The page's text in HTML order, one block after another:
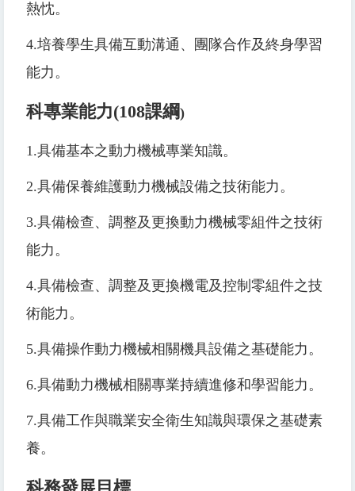
熱忱。
4.培養學生具備互動溝通、團隊合作及終身學習
能力。
科專業能力(108課綱)
1.具備基本之動力機械專業知識。
2.具備保養維護動力機械設備之技術能力。
3.具備檢查、調整及更換動力機械零組件之技術
能力。
4.具備檢查、調整及更換機電及控制零組件之技
術能力。
5.具備操作動力機械相關機具設備之基礎能力。
6.具備動力機械相關專業持續進修和學習能力。
7.具備工作與職業安全衛生知識與環保之基礎素
養。